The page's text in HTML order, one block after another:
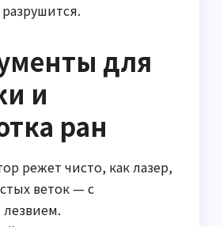
для
и
ран
режет чисто, как лазер,
веток — с